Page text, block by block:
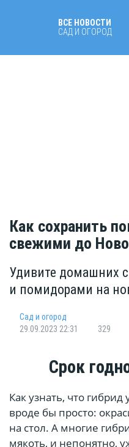
ВСЕ НОВОСТИ
САД И ОГОРОД
Как сохранить
свежими до
Удивите домашних
и помидорами на
Сад и огород
29.09.2023 22:31
329
Срок
Как узнать, что
вроде бы просто:
на стол. А многие
мякоть, и непонятно,